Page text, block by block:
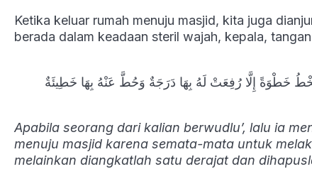
Ketika keluar rumah menuju masjid, kita juga
berada dalam keadaan steril wajah, kepala,
خَطْوَةً إِلَّا رُفِعَتْ لَهُ بِهَا دَرَجَةٌ وَحُطَّ عَنْهُ بِهَا خَطِيئَةٌ
Apabila seorang dari kalian berwudlu’, lalu ia
menuju masjid karena semata-mata untuk
melainkan diangkatlah satu derajat dan